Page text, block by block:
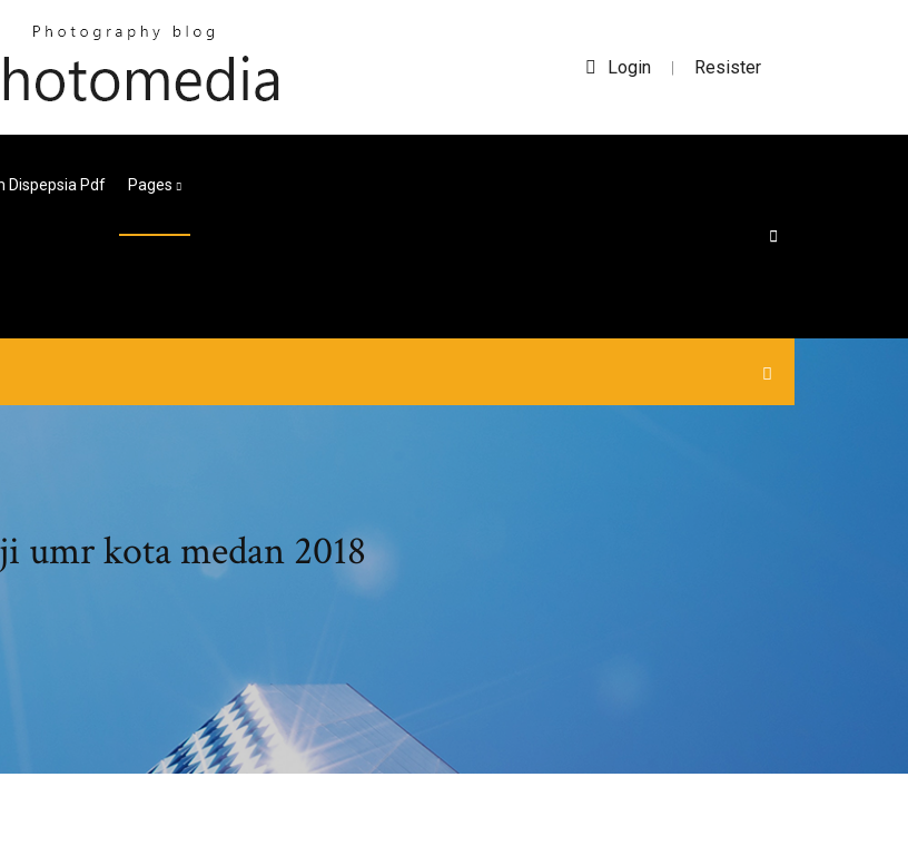
Login | Resister
Dispepsia Pdf Pages
umr kota medan 2018